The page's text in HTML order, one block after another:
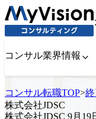
コンサル業界情報
コンサル転職TOP>
株式会社JDSC
株式会社JDSC 9月19